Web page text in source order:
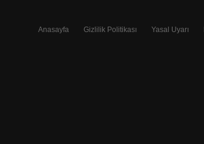
Anasayfa Gizlilik Politikası Yasal Uyarı